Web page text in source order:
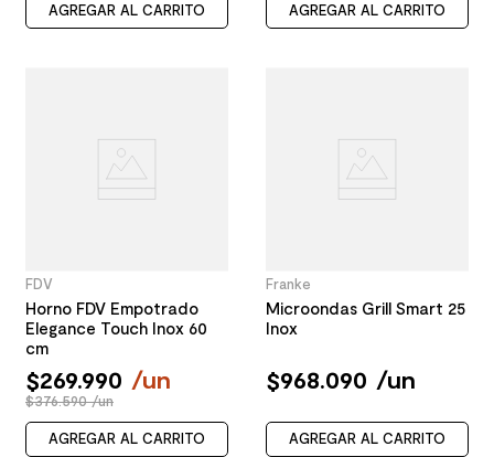
AGREGAR AL CARRITO AGREGAR AL CARRITO
FDV
Horno FDV Empotrado
Elegance Touch Inox 60
cm
$269.990 /un
$376.590 /un
AGREGAR AL CARRITO
Franke
Microondas Grill Smart 25
Inox
$968.090 /un
AGREGAR AL CARRITO